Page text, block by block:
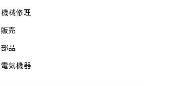
機械修理
販売
部品
電気機器